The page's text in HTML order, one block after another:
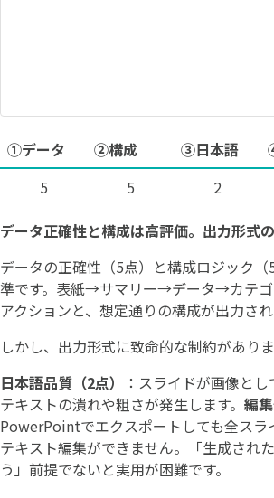
①データ ②構成 ③日本語
5
5 2
データ正確性と構成は高評価。出力形式
データの正確性（5点）と構成ロジック
準です。表紙→サマリー→データ→カテ
アクションと、想定通りの構成が出力され
しかし、出力形式に致命的な制約がありま
日本語品質（2点）
：スライドが画像とし
テキストの潰れや粗さが発生します。 編
PowerPointでエクスポートしても全スラ
テキスト編集ができません。「生成され
う」前提でないと実用が困難です。